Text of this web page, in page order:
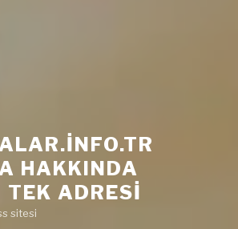
HAKKINDA
ADRESI
sitesi